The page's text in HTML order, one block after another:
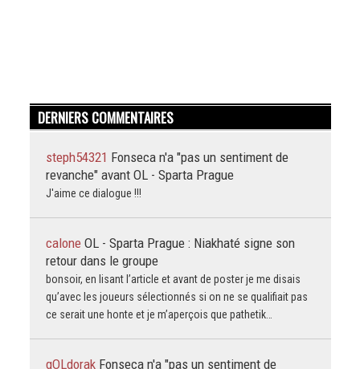
DERNIERS COMMENTAIRES
steph54321 Fonseca n'a "pas un sentiment de
revanche" avant OL - Sparta Prague
J'aime ce dialogue !!!
calone OL - Sparta Prague : Niakhaté signe son
retour dans le groupe
bonsoir, en lisant l’article et avant de poster je me disais
qu’avec les joueurs sélectionnés si on ne se qualifiait pas
ce serait une honte et je m’aperçois que pathetik…
gOLdorak Fonseca n'a "pas un sentiment de